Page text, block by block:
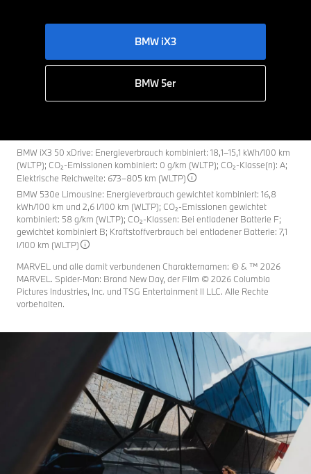
BMW iX3
BMW 5er
BMW iX3 50 xDrive: Energieverbrauch kombiniert: 18,1–15,1 kWh/100 km
(WLTP); CO₂-Emissionen kombiniert: 0 g/km (WLTP); CO₂-Klasse(n): A;
Elektrische Reichweite: 673–805 km (WLTP)
BMW 530e Limousine: Energieverbrauch gewichtet kombiniert: 16,8
kWh/100 km und 2,6 l/100 km (WLTP); CO₂-Emissionen gewichtet
kombiniert: 58 g/km (WLTP); CO₂-Klassen: Bei entladener Batterie F;
gewichtet kombiniert B; Kraftstoffverbrauch bei entladener Batterie: 7,1
l/100 km (WLTP)
MARVEL und alle damit verbundenen Charakternamen: © & ™ 2026
MARVEL. Spider-Man: Brand New Day, der Film © 2026 Columbia
Pictures Industries, Inc. und TSG Entertainment II LLC. Alle Rechte
vorbehalten.